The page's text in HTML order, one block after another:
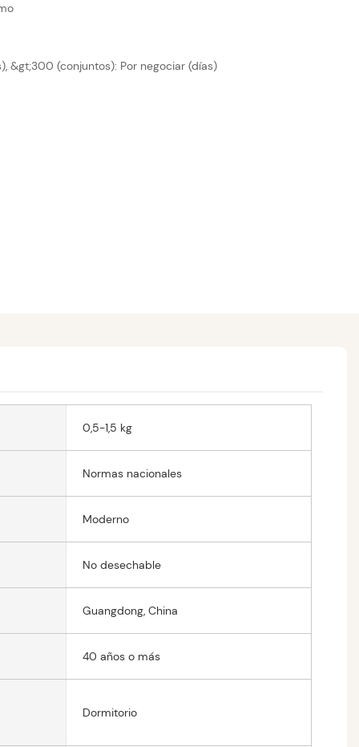
&gt;300 (conjuntos): Por negociar (días)
0,5-1,5 kg
Normas nacionales
Moderno
No desechable
Guangdong, China
40 años o más
Dormitorio